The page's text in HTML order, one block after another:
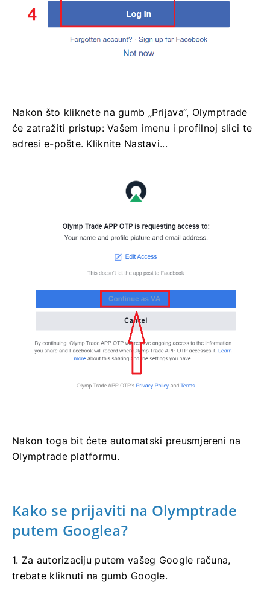
Nakon što kliknete na gumb „Prijava“, Olymptrade
će zatražiti pristup: Vašem imenu i profilnoj slici te
adresi e-pošte. Kliknite Nastavi...
Nakon toga bit ćete automatski preusmjereni na
Olymptrade platformu.
Kako se prijaviti na Olymptrade
putem Googlea?
1. Za autorizaciju putem vašeg Google računa,
trebate kliknuti na gumb Google.